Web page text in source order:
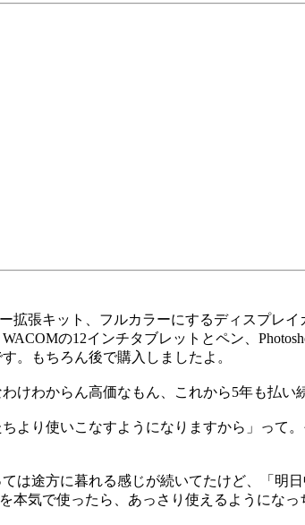
拡張キット、フルカラーにするディスプレ
の12インチタブレットとペン、
。もちろん後で購入しましたよ。
けわからん高価なもん、これから5年も払い
より使いこなすようになりますから」って
は途方に暮れる感じが続いてたけど、「明
本気で使ったら、あっさり使えるようにな